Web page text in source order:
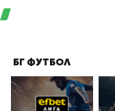
БГ ФУТБОЛ